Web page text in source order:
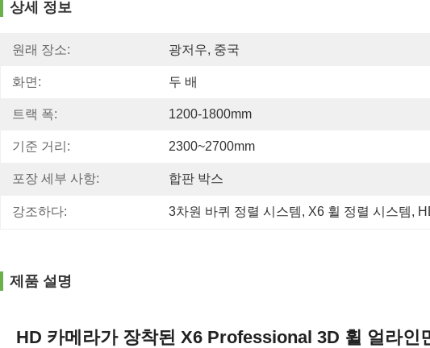
상세 정보
원래 장소: 광저우, 중국
화면: 두 배
트랙 폭: 1200-1800mm
기준 거리: 2300~2700mm
포장 세부 사항: 합판 박스
강조하다: 3차원 바퀴 정렬 시스템, X6 휠 정렬 시스템,
제품 설명
HD 카메라가 장착된 X6 Professional 3D 휠 얼라인